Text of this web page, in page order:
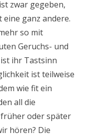
zwar gegeben,
ganz andere.
so mit
Geruchs- und
ist ihr Tastsinn
ist teilweise
wie fit ein
all die
oder später
hören? Die